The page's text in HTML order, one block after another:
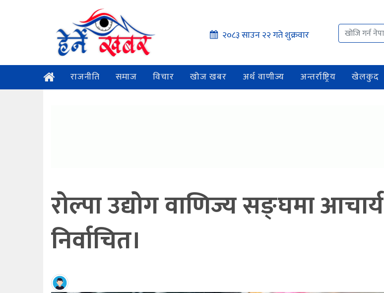
२०८३ साउन २२ गते शुक्रवार
राजनीति समाज विचार खोज खबर अर्थ वाणीज्य अन्तर्राष्ट्रिय खेलकुद
रोल्पा उद्योग वाणिज्य सङ्घमा आचार्य
निर्वाचित।